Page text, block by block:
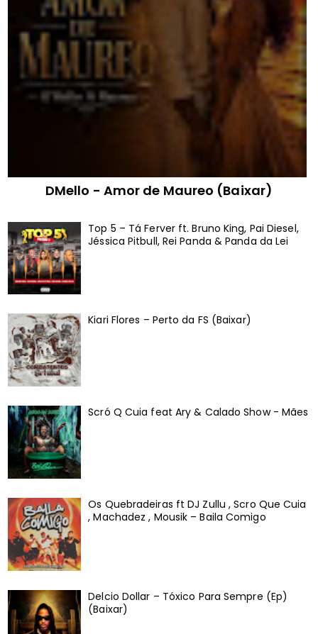
DMello - Amor de Maureo (Baixar)
Top 5 – Tá Ferver ft. Bruno King, Pai Diesel,
Jéssica Pitbull, Rei Panda & Panda da Lei
Kiari Flores – Perto da FS (Baixar)
Scró Q Cuia feat Ary & Calado Show - Mães
Os Quebradeiras ft DJ Zullu , Scro Que Cuia
, Machadez , Mousik – Baila Comigo
Delcio Dollar – Tóxico Para Sempre (Ep)
(Baixar)